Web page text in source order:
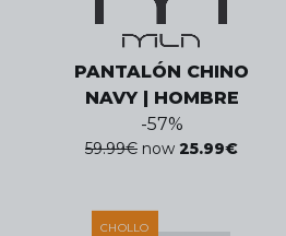
PANTALÓN CHINO
NAVY | HOMBRE
-57%
59.99€ now 25.99€
CHOLLO